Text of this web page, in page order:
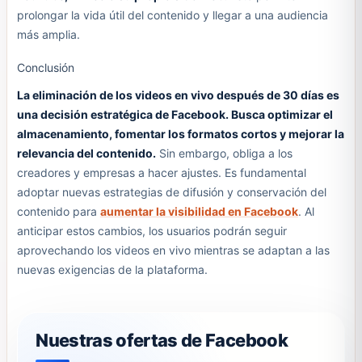
prolongar la vida útil del contenido y llegar a una audiencia
más amplia.
Conclusión
La eliminación de los videos en vivo después de 30 días es
una decisión estratégica de Facebook. Busca optimizar el
almacenamiento, fomentar los formatos cortos y mejorar la
relevancia del contenido. Sin embargo, obliga a los
creadores y empresas a hacer ajustes. Es fundamental
adoptar nuevas estrategias de difusión y conservación del
contenido para aumentar la visibilidad en Facebook. Al
anticipar estos cambios, los usuarios podrán seguir
aprovechando los videos en vivo mientras se adaptan a las
nuevas exigencias de la plataforma.
Nuestras ofertas de Facebook